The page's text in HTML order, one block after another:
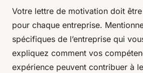
Votre lettre de motivation doit
pour chaque entreprise.
spécifiques de l’entreprise qui
expliquez comment vos
expérience peuvent contribuer à